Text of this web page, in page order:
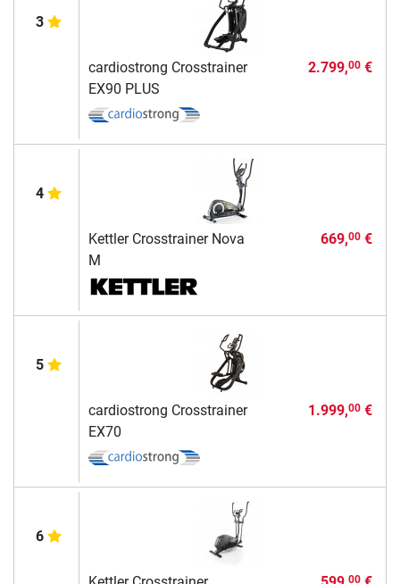
3
cardiostrong Crosstrainer
EX90 PLUS
2.799,00€
4
Kettler Crosstrainer Nova
M
669,00€
5
cardiostrong Crosstrainer
EX70
1.999,00€
6
00